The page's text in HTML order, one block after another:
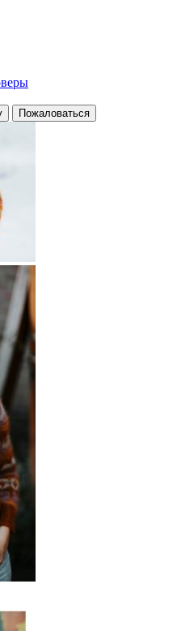
Пожаловаться